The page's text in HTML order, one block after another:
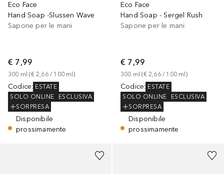
Eco Face
Hand Soap -Slussen Wave
Sapone per le mani
€ 7,99
300 ml (€ 2,66 / 100 ml )
Codice: ESTATE
SOLO ONLINE
ESCLUSIVA
SORPRESA
Disponibile
prossimamente
Eco Face
Hand Soap - Sergel Rush
Sapone per le mani
€ 7,99
300 ml (€ 2,66 / 100 ml )
Codice: ESTATE
SOLO ONLINE
ESCLUSIVA
SORPRESA
Disponibile
prossimamente